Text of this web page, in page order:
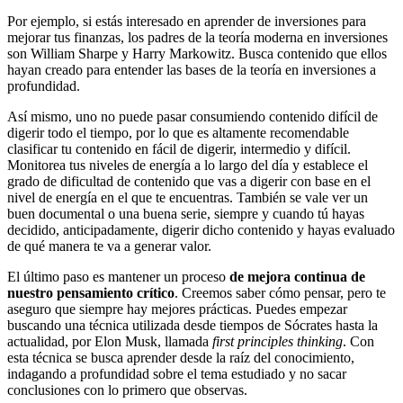
Por ejemplo, si estás interesado en aprender de inversiones para
mejorar tus finanzas, los padres de la teoría moderna en inversiones
son William Sharpe y Harry Markowitz. Busca contenido que ellos
hayan creado para entender las bases de la teoría en inversiones a
profundidad.
Así mismo, uno no puede pasar consumiendo contenido difícil de
digerir todo el tiempo, por lo que es altamente recomendable
clasificar tu contenido en fácil de digerir, intermedio y difícil.
Monitorea tus niveles de energía a lo largo del día y establece el
grado de dificultad de contenido que vas a digerir con base en el
nivel de energía en el que te encuentras. También se vale ver un
buen documental o una buena serie, siempre y cuando tú hayas
decidido, anticipadamente, digerir dicho contenido y hayas evaluado
de qué manera te va a generar valor.
El último paso es mantener un proceso de mejora continua de
nuestro pensamiento crítico. Creemos saber cómo pensar, pero te
aseguro que siempre hay mejores prácticas. Puedes empezar
buscando una técnica utilizada desde tiempos de Sócrates hasta la
actualidad, por Elon Musk, llamada first principles thinking. Con
esta técnica se busca aprender desde la raíz del conocimiento,
indagando a profundidad sobre el tema estudiado y no sacar
conclusiones con lo primero que observas.